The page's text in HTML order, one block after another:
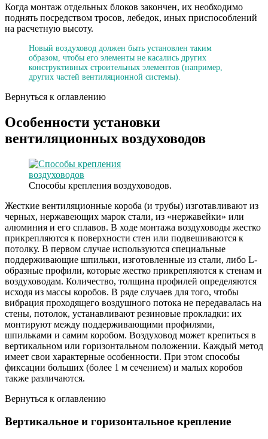
Когда монтаж отдельных блоков закончен, их необходимо
поднять посредством тросов, лебедок, иных приспособлений
на расчетную высоту.
Новый воздуховод должен быть установлен таким
образом, чтобы его элементы не касались других
конструктивных строительных элементов (например,
других частей вентиляционной системы).
Вернуться к оглавлению
Особенности установки
вентиляционных воздуховодов
Способы крепления воздуховодов.
Жесткие вентиляционные короба (и трубы) изготавливают из
черных, нержавеющих марок стали, из «нержавейки» или
алюминия и его сплавов. В ходе монтажа воздуховоды жестко
прикрепляются к поверхности стен или подвешиваются к
потолку. В первом случае используются специальные
поддерживающие шпильки, изготовленные из стали, либо L-
образные профили, которые жестко прикрепляются к стенам и
воздуховодам. Количество, толщина профилей определяются
исходя из массы коробов. В ряде случаев для того, чтобы
вибрация проходящего воздушного потока не передавалась на
стены, потолок, устанавливают резиновые прокладки: их
монтируют между поддерживающими профилями,
шпильками и самим коробом. Воздуховод может крепиться в
вертикальном или горизонтальном положении. Каждый метод
имеет свои характерные особенности. При этом способы
фиксации больших (более 1 м сечением) и малых коробов
также различаются.
Вернуться к оглавлению
Вертикальное и горизонтальное крепление